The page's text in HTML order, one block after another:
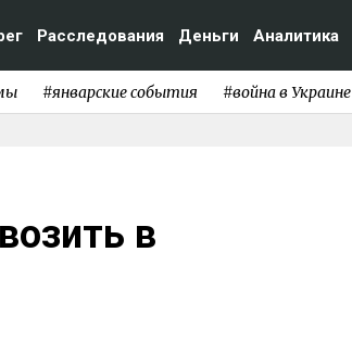
Расследования Деньги Аналитика
#январские события #война в Украине
в